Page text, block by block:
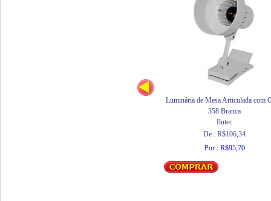
Luminária de Mesa Articulada com
358 Branca
Ilutec
De : R$106,34
Por : R$95,70